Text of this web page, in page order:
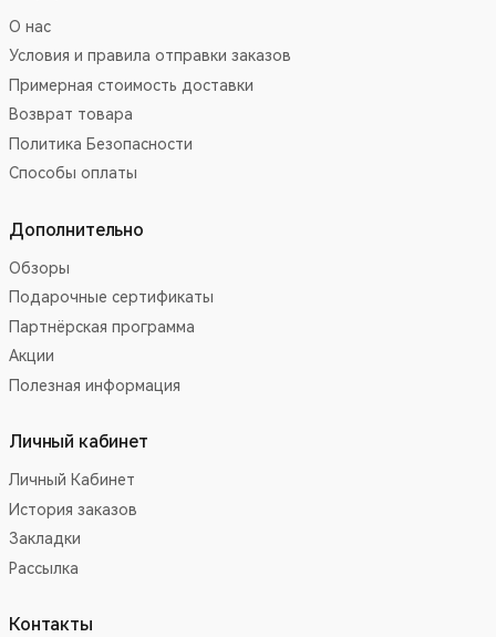
О нас
Условия и правила отправки заказов
Примерная стоимость доставки
Возврат товара
Политика Безопасности
Способы оплаты
Дополнительно
Обзоры
Подарочные сертификаты
Партнёрская программа
Акции
Полезная информация
Личный кабинет
Личный Кабинет
История заказов
Закладки
Рассылка
Контакты